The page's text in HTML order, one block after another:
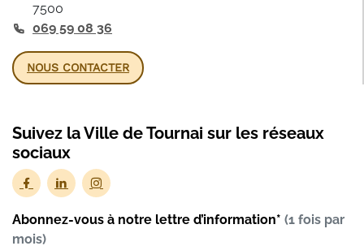
7500
069 59 08 36
NOUS CONTACTER
Suivez la Ville de Tournai sur les réseaux
sociaux
Abonnez-vous à notre lettre d’information* (1 fois par
mois)